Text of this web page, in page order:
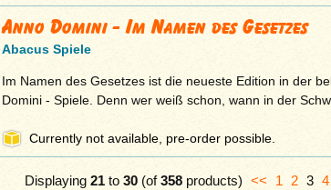
Anno Domini - Im Namen des Gesetzes
Abacus Spiele
Im Namen des Gesetzes ist die neueste Edition in der
Domini - Spiele. Denn wer weiß schon, wann in der
Currently not available, pre-order possible.
Displaying21 to30 (of358 products) << 1 2 3 4